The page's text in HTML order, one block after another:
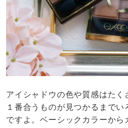
アイシャドウの色や質感はたく
１番合うものが見つかるまで
ですよ。ベーシックカラーか